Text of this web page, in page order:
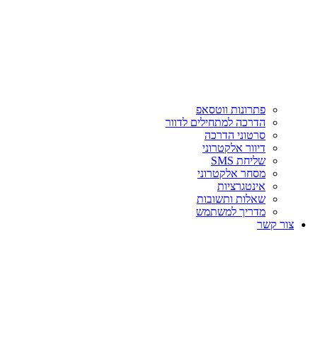
פתרונות ווטסאפ
הדרכה למתחילים לדוור
סרטוני הדרכה
דיוור אלקטרוני
שליחת SMS
מסחר אלקטרוני
אינטגרציות
שאלות ותשובות
מדריך למשתמש
צור קשר